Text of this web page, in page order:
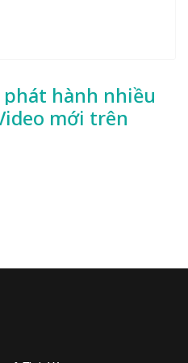
hành nhiều
mới trên